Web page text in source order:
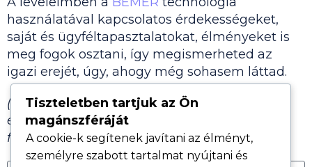
használatával kapcsolatos érdekességeket,
saját és ügyféltapasztalatokat, élményeket is
meg fogok osztani, így megismerheted az
igazi erejét, úgy, ahogy még sohasem láttad.
(Ha ezzel bármilyen problémád vagy
ellenvetésed lenne, akkor kérlek, ne iratkozz
fel.)
Tiszteletben tartjuk az Ön
magánszféráját
A cookie-k segítenek javítani az élményt,
személyre szabott tartalmat nyújtani és